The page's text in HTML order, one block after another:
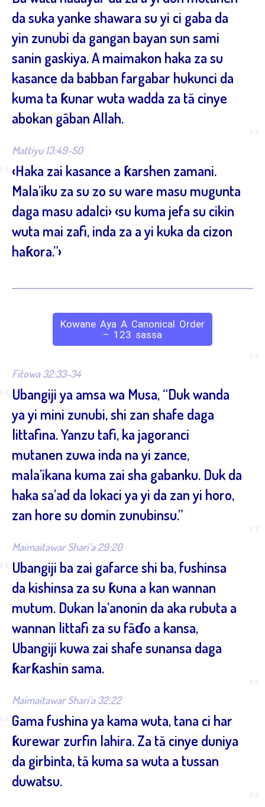
da suka yanke shawara su yi ci gaba da
yin zunubi da gangan bayan sun sami
sanin gaskiya. A maimakon haka za su
kasance da babban fargabar hukunci da
kuma ta ƙunar wuta wadda za tă cinye
abokan gāban Allah.
Mattiyu 13:49-50
‹Haka zai kasance a ƙarshen zamani.
Mala’iku za su zo su ware masu mugunta
daga masu adalci› ‹su kuma jefa su cikin
wuta mai zafi, inda za a yi kuka da cizon
haƙora.”›
Kowane Aya A Canonical Order
– 123 sassa
Fitowa 32:33-34
Ubangiji ya amsa wa Musa, “Duk wanda
ya yi mini zunubi, shi zan shafe daga
littafina. Yanzu tafi, ka jagoranci
mutanen zuwa inda na yi zance,
mala’ikana kuma zai sha gabanku. Duk da
haka sa’ad da lokaci ya yi da zan yi horo,
zan hore su domin zunubinsu.”
Maimaitawar Shari’a 29:20
Ubangiji ba zai gafarce shi ba, fushinsa
da kishinsa za su ƙuna a kan wannan
mutum. Dukan la’anonin da aka rubuta a
wannan littafi za su fāɗo a kansa,
Ubangiji kuwa zai shafe sunansa daga
ƙarƙashin sama.
Maimaitawar Shari’a 32:22
Gama fushina ya kama wuta, tana ci har
ƙurewar zurfin lahira. Za tă cinye duniya
da girbinta, tă kuma sa wuta a tussan
duwatsu.